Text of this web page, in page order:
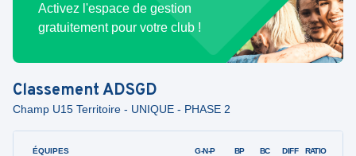
Activez l'espace de gestion
gratuitement pour votre club !
ClassementADSGD
Champ U15 Territoire - UNIQUE - PHASE 2
ÉQUIPES G-N-P BP BC DIFF RATIO